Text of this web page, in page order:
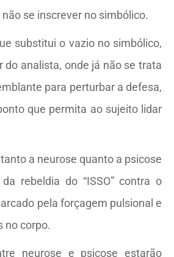
se inscrever no simbólico.
substitui o vazio no simbólico,
do analista, onde já não se trata
para perturbar a defesa,
que permita ao sujeito lidar
a neurose quanto a psicose
rebeldia do “ISSO” contra o
pela forçagem pulsional e
no corpo.
neurose e psicose estarão